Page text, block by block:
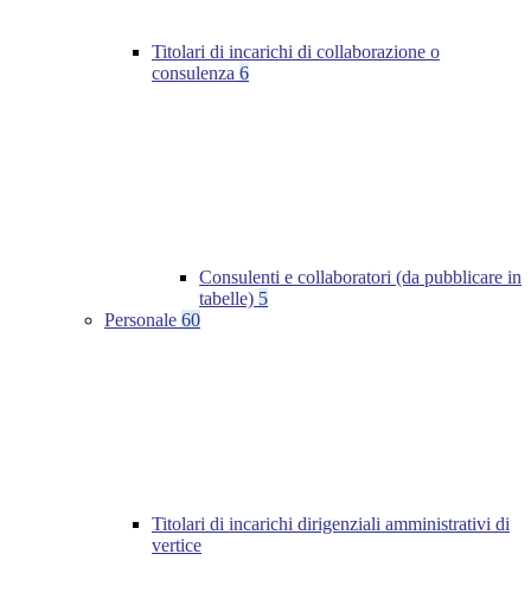
Titolari di incarichi di collaborazione o
consulenza 6
Consulenti e collaboratori (da pubblicare in
tabelle) 5
Personale 60
Titolari di incarichi dirigenziali amministrativi di
vertice